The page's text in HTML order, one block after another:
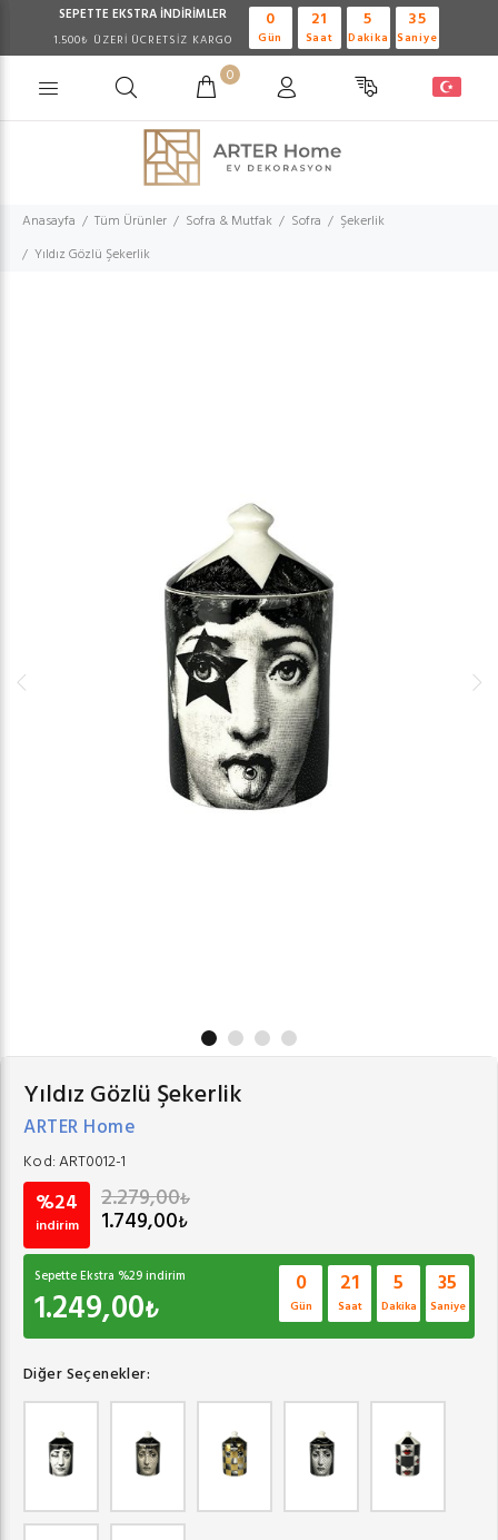
SEPETTE EKSTRA İNDİRİMLER
1.500₺ ÜZERİ ÜCRETSİZ KARGO
0
Gün
21
Saat
5
Dakika
35
Saniye
0
Anasayfa Tüm Ürünler Sofra & Mutfak Sofra
Şekerlik
Yıldız Gözlü Şekerlik
Yıldız Gözlü Şekerlik
ARTER Home
Kod:ART0012-1
%24
indirim
2.279,00₺
1.749,00₺
Sepette Ekstra %29indirim
1.249,00₺
0
Gün
21
Saat
5
Dakika
35
Saniye
Diğer Seçenekler: